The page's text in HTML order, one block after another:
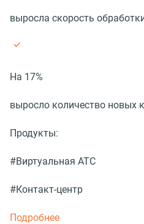
выросла скорость
На 17%
выросло количество новых
Продукты:
#Виртуальная АТС
#Контакт-центр
Подробнее